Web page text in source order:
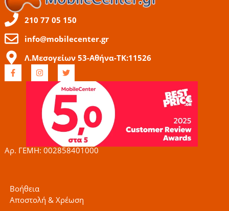
210 77 05 150
info@mobilecenter.gr
Λ.Μεσογείων 53-Αθήνα-ΤΚ:11526
F
a
c
I
n
s
g
r
a
m
T
w
t
t
e
r
Αρ. ΓΕΜΗ: 002858401000
Βοήθεια
Αποστολή & Χρέωση